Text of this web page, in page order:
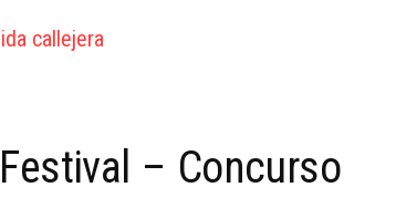
– Concurso